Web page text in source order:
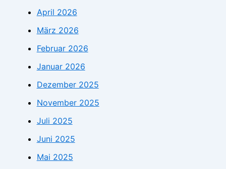
April 2026
März 2026
Februar 2026
Januar 2026
Dezember 2025
November 2025
Juli 2025
Juni 2025
Mai 2025